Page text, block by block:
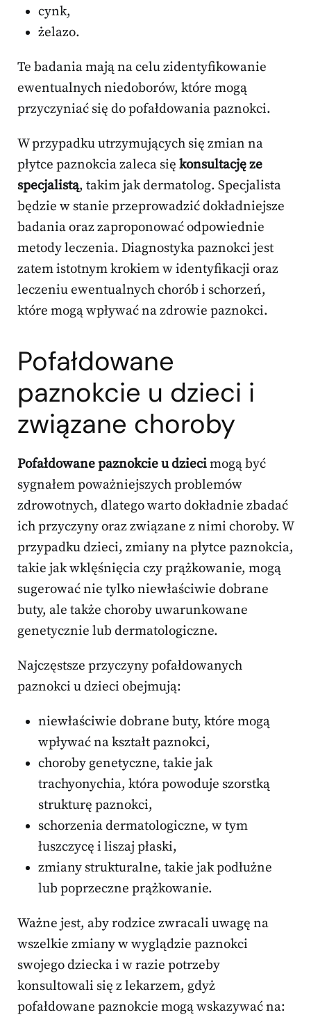
cynk,
żelazo.
Te badania mają na celu zidentyfikowanie
ewentualnych niedoborów, które mogą
przyczyniać się do pofałdowania paznokci.
W przypadku utrzymujących się zmian na
płytce paznokcia zaleca się konsultację ze
specjalistą, takim jak dermatolog. Specjalista
będzie w stanie przeprowadzić dokładniejsze
badania oraz zaproponować odpowiednie
metody leczenia. Diagnostyka paznokci jest
zatem istotnym krokiem w identyfikacji oraz
leczeniu ewentualnych chorób i schorzeń,
które mogą wpływać na zdrowie paznokci.
Pofałdowane
paznokcie u dzieci i
związane choroby
Pofałdowane paznokcie u dziecimogą być
sygnałem poważniejszych problemów
zdrowotnych, dlatego warto dokładnie zbadać
ich przyczyny oraz związane z nimi choroby. W
przypadku dzieci, zmiany na płytce paznokcia,
takie jak wklęśnięcia czy prążkowanie, mogą
sugerować nie tylko niewłaściwie dobrane
buty, ale także choroby uwarunkowane
genetycznie lub dermatologiczne.
Najczęstsze przyczyny pofałdowanych
paznokci u dzieci obejmują:
niewłaściwie dobrane buty, które mogą
wpływać na kształt paznokci,
choroby genetyczne, takie jak
trachyonychia, która powoduje szorstką
strukturę paznokci,
schorzenia dermatologiczne, w tym
łuszczycę i liszaj płaski,
zmiany strukturalne, takie jak podłużne
lub poprzeczne prążkowanie.
Ważne jest, aby rodzice zwracali uwagę na
wszelkie zmiany w wyglądzie paznokci
swojego dziecka i w razie potrzeby
konsultowali się z lekarzem, gdyż
pofałdowane paznokcie mogą wskazywać na: